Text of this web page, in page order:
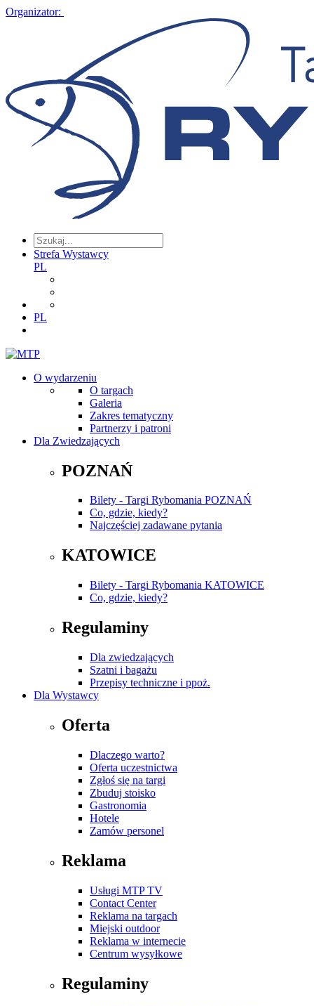
Organizator:
Strefa Wystawcy
PL
PL
O wydarzeniu
O targach
Galeria
Zakres tematyczny
Partnerzy i patroni
Dla Zwiedzających
POZNAŃ
Bilety - Targi Rybomania POZNAŃ
Co, gdzie, kiedy?
Najczęściej zadawane pytania
KATOWICE
Bilety - Targi Rybomania KATOWICE
Co, gdzie, kiedy?
Regulaminy
Dla zwiedzających
Szatni i bagażu
Przepisy techniczne i ppoż.
Dla Wystawcy
Oferta
Dlaczego warto?
Oferta uczestnictwa
Zgłoś się na targi
Zbuduj stoisko
Gastronomia
Hotele
Zamów personel
Reklama
Usługi MTP TV
Contact Center
Reklama na targach
Miejski outdoor
Reklama w internecie
Centrum wysyłkowe
Regulaminy